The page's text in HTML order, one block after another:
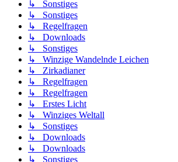
↳ Sonstiges
↳ Sonstiges
↳ Regelfragen
↳ Downloads
↳ Sonstiges
↳ Winzige Wandelnde Leichen
↳ Zirkadianer
↳ Regelfragen
↳ Regelfragen
↳ Erstes Licht
↳ Winziges Weltall
↳ Sonstiges
↳ Downloads
↳ Downloads
↳ Sonstiges